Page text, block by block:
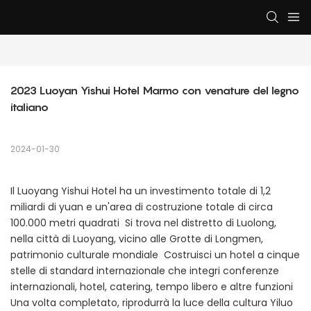
2023 Luoyan Yishui Hotel Marmo con venature del legno
italiano
2024-01-30
Il Luoyang Yishui Hotel ha un investimento totale di 1,2
miliardi di yuan e un'area di costruzione totale di circa
100.000 metri quadrati Si trova nel distretto di Luolong,
nella città di Luoyang, vicino alle Grotte di Longmen,
patrimonio culturale mondiale Costruisci un hotel a cinque
stelle di standard internazionale che integri conferenze
internazionali, hotel, catering, tempo libero e altre funzioni
Una volta completato, riprodurrà la luce della cultura Yiluo